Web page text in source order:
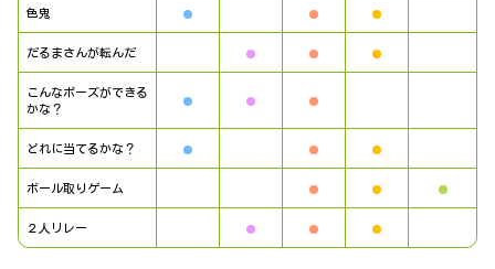
色鬼
だるまさんが転んだ
こんなポーズができる
かな？
どれに当てるかな？
ボール取りゲーム
２人リレー